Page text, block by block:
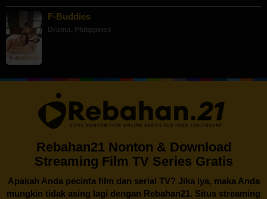
F-Buddies
Drama, Philippines
Rebahan21 Nonton & Download
Streaming Film TV Series Gratis
Apakah Anda pecinta film dan serial TV? Jika iya, maka Anda
mungkin tidak asing lagi dengan Rebahan21. Situs streaming